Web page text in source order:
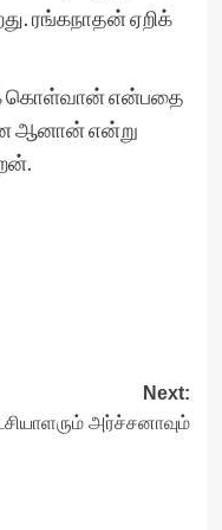
ரங்கநாதன் ஏறிக்
கொள்வான் என்பதை
ஆனான் என்று
Next:
அர்ச்சனாவும்